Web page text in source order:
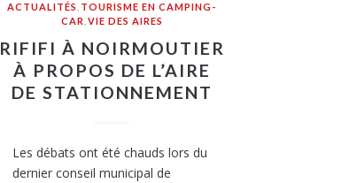
ACTUALITÉS TOURISME EN CAMPING-
CAR VIE DES AIRES
RIFIFI À NOIRMOUTIER
À PROPOS DE L’AIRE
DE STATIONNEMENT
Les débats ont été chauds lors du
dernier conseil municipal de